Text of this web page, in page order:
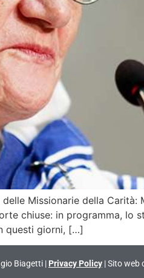
Missionarie della
chiuse: in programma, lo
questi giorni, […]
Biagetti | Privacy Policy | Sito web